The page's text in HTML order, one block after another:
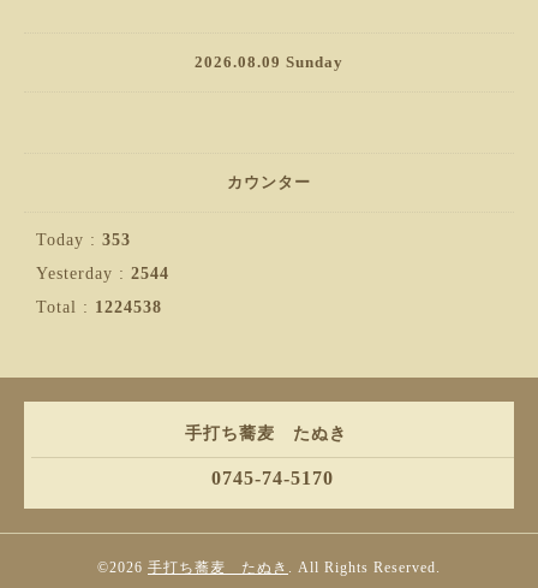
2026.08.09 Sunday
カウンター
Today : 353
Yesterday : 2544
Total : 1224538
手打ち蕎麦 たぬき
0745-74-5170
©2026 手打ち蕎麦 たぬき . All Rights Reserved.